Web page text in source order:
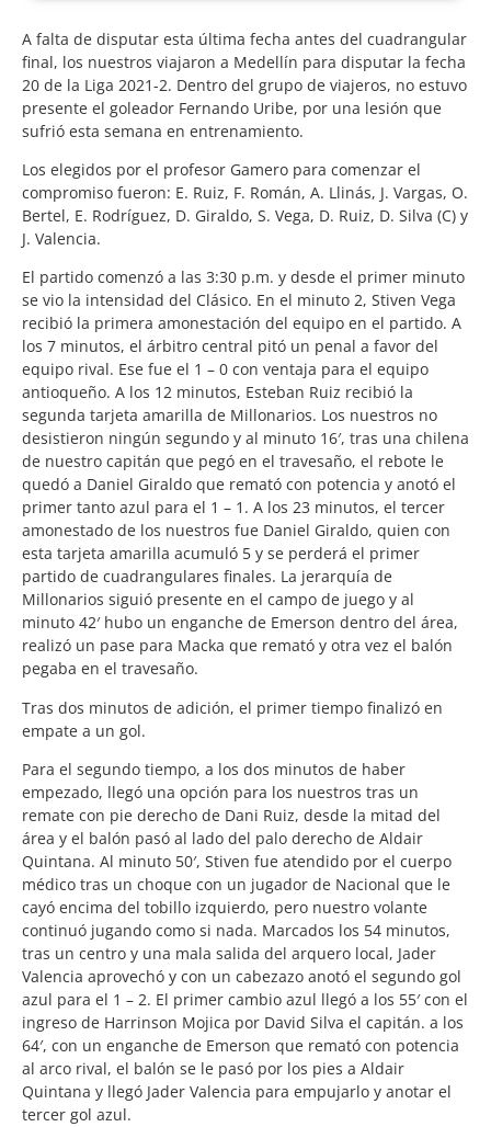
A falta de disputar esta última fecha antes del cuadrangular
final, los nuestros viajaron a Medellín para disputar la fecha
20 de la Liga 2021-2. Dentro del grupo de viajeros, no estuvo
presente el goleador Fernando Uribe, por una lesión que
sufrió esta semana en entrenamiento.
Los elegidos por el profesor Gamero para comenzar el
compromiso fueron: E. Ruiz, F. Román, A. Llinás, J. Vargas, O.
Bertel, E. Rodríguez, D. Giraldo, S. Vega, D. Ruiz, D. Silva (C) y
J. Valencia.
El partido comenzó a las 3:30 p.m. y desde el primer minuto
se vio la intensidad del Clásico. En el minuto 2, Stiven Vega
recibió la primera amonestación del equipo en el partido. A
los 7 minutos, el árbitro central pitó un penal a favor del
equipo rival. Ese fue el 1 – 0 con ventaja para el equipo
antioqueño. A los 12 minutos, Esteban Ruiz recibió la
segunda tarjeta amarilla de Millonarios. Los nuestros no
desistieron ningún segundo y al minuto 16′, tras una chilena
de nuestro capitán que pegó en el travesaño, el rebote le
quedó a Daniel Giraldo que remató con potencia y anotó el
primer tanto azul para el 1 – 1. A los 23 minutos, el tercer
amonestado de los nuestros fue Daniel Giraldo, quien con
esta tarjeta amarilla acumuló 5 y se perderá el primer
partido de cuadrangulares finales. La jerarquía de
Millonarios siguió presente en el campo de juego y al
minuto 42′ hubo un enganche de Emerson dentro del área,
realizó un pase para Macka que remató y otra vez el balón
pegaba en el travesaño.
Tras dos minutos de adición, el primer tiempo finalizó en
empate a un gol.
Para el segundo tiempo, a los dos minutos de haber
empezado, llegó una opción para los nuestros tras un
remate con pie derecho de Dani Ruiz, desde la mitad del
área y el balón pasó al lado del palo derecho de Aldair
Quintana. Al minuto 50′, Stiven fue atendido por el cuerpo
médico tras un choque con un jugador de Nacional que le
cayó encima del tobillo izquierdo, pero nuestro volante
continuó jugando como si nada. Marcados los 54 minutos,
tras un centro y una mala salida del arquero local, Jader
Valencia aprovechó y con un cabezazo anotó el segundo gol
azul para el 1 – 2. El primer cambio azul llegó a los 55′ con el
ingreso de Harrinson Mojica por David Silva el capitán. a los
64′, con un enganche de Emerson que remató con potencia
al arco rival, el balón se le pasó por los pies a Aldair
Quintana y llegó Jader Valencia para empujarlo y anotar el
tercer gol azul.